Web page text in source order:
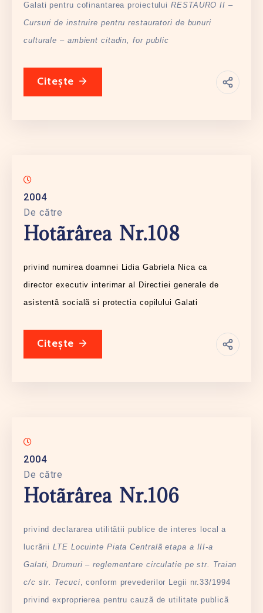
Galati pentru cofinantarea proiectuluiRESTAURO II –
Cursuri de instruire pentru restauratori de bunuri
culturale – ambient citadin, for public
Citește
2004
De către
Hotãrârea Nr.108
privind numirea doamnei Lidia Gabriela Nica ca
director executiv interimar al Directiei generale de
asistentã socialã si protectia copilului Galati
Citește
2004
De către
Hotãrârea Nr.106
privind declararea utilitãtii publice de interes local a
lucrãriiLTE Locuinte Piata Centralã etapa a III-a
Galati, Drumuri – reglementare circulatie pe str. Traian
c/c str. Tecuci, conform prevederilor Legii nr.33/1994
privind exproprierea pentru cauzã de utilitate publicã